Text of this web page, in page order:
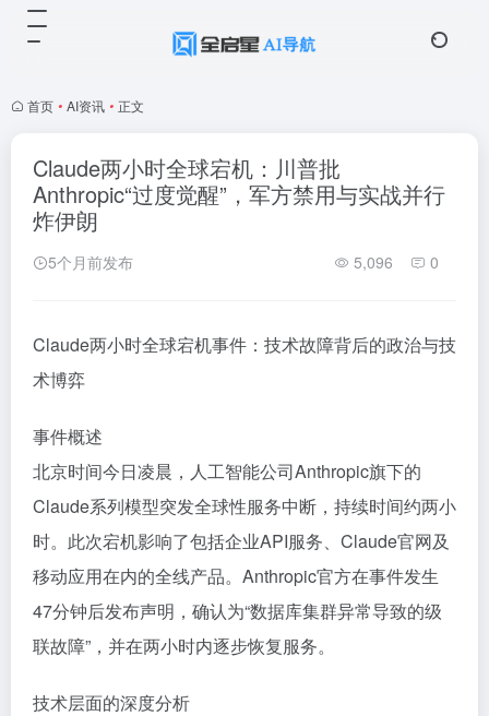
首页 • AI资讯 • 正文
Claude两小时全球宕机：川普批
Anthropic“过度觉醒”，军方禁用与实战并行
炸伊朗
5个月前发布 5,096 0
Claude两小时全球宕机事件：技术故障背后的政治与技
术博弈
事件概述
北京时间今日凌晨，人工智能公司Anthropic旗下的
Claude系列模型突发全球性服务中断，持续时间约两小
时。此次宕机影响了包括企业API服务、Claude官网及
移动应用在内的全线产品。Anthropic官方在事件发生
47分钟后发布声明，确认为“数据库集群异常导致的级
联故障”，并在两小时内逐步恢复服务。
技术层面的深度分析